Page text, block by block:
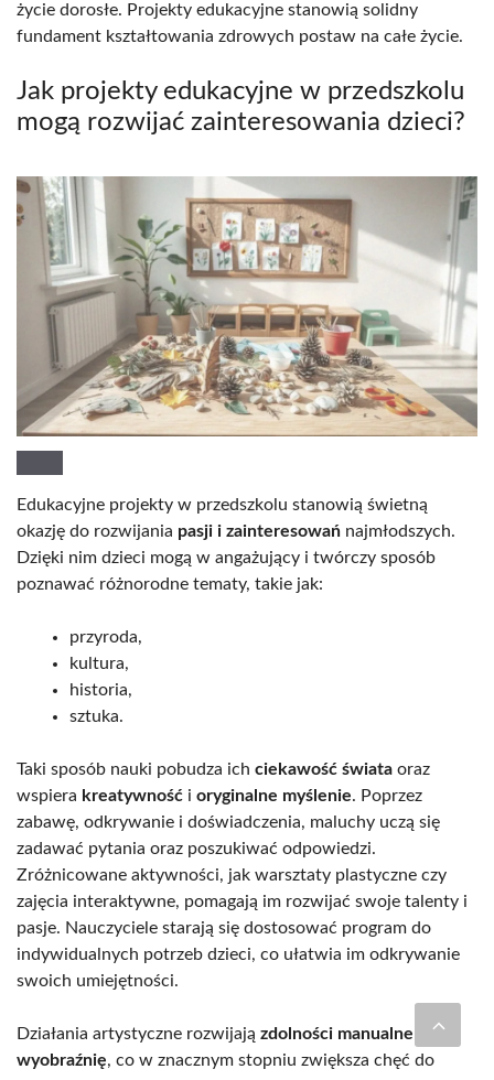
życie dorosłe. Projekty edukacyjne stanowią solidny
fundament kształtowania zdrowych postaw na całe życie.
Jak projekty edukacyjne w przedszkolu
mogą rozwijać zainteresowania dzieci?
Edukacyjne projekty w przedszkolu stanowią świetną
okazję do rozwijania pasji i zainteresowań najmłodszych.
Dzięki nim dzieci mogą w angażujący i twórczy sposób
poznawać różnorodne tematy, takie jak:
przyroda,
kultura,
historia,
sztuka.
Taki sposób nauki pobudza ich ciekawość świata oraz
wspiera kreatywność i oryginalne myślenie. Poprzez
zabawę, odkrywanie i doświadczenia, maluchy uczą się
zadawać pytania oraz poszukiwać odpowiedzi.
Zróżnicowane aktywności, jak warsztaty plastyczne czy
zajęcia interaktywne, pomagają im rozwijać swoje talenty i
pasje. Nauczyciele starają się dostosować program do
indywidualnych potrzeb dzieci, co ułatwia im odkrywanie
swoich umiejętności.
Działania artystyczne rozwijają zdolności manualne oraz
wyobraźnię, co w znacznym stopniu zwiększa chęć do